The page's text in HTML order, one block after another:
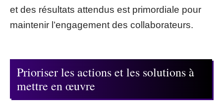
et des résultats attendus est primordiale pour
maintenir l’engagement des collaborateurs.
Prioriser les actions et les solutions à
mettre en œuvre